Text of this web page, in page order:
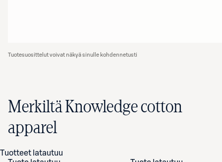
Tuotesuosittelut voivat näkyä sinulle kohdennetusti
Merkiltä Knowledge cotton
apparel
Tuotteet latautuu